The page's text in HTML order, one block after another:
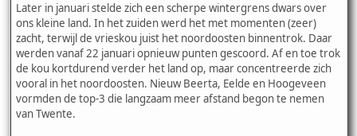
Later in januari stelde zich een scherpe wintergrens dwars over
ons kleine land. In het zuiden werd het met momenten (zeer)
zacht, terwijl de vrieskou juist het noordoosten binnentrok. Daar
werden vanaf 22 januari opnieuw punten gescoord. Af en toe trok
de kou kortdurend verder het land op, maar concentreerde zich
vooral in het noordoosten. Nieuw Beerta, Eelde en Hoogeveen
vormden de top-3 die langzaam meer afstand begon te nemen
van Twente.